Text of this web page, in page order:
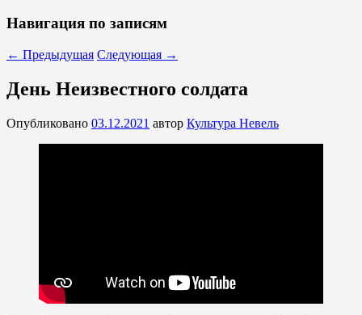
Навигация по записям
← Предыдущая Следующая →
День Неизвестного солдата
Опубликовано 03.12.2021 автор Культура Невель